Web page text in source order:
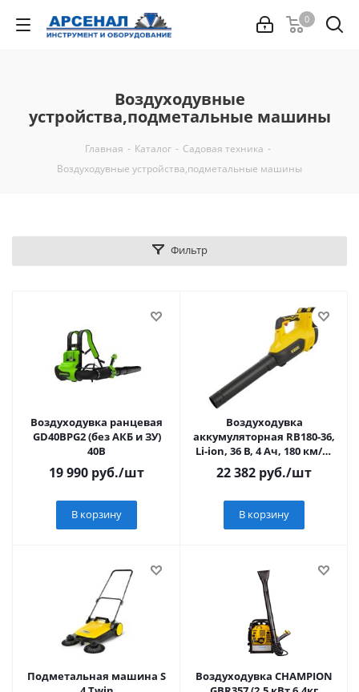
0
Воздуходувные
устройства,подметальные машины
Главная - Каталог - Садовая техника -
Воздуходувные устройства,подметальные машины
Фильтр
Воздуходувка ранцевая
GD40BPG2 (без АКБ и ЗУ)
40В
19 990 руб./шт
В корзину
Воздуходувка
аккумуляторная RB180-36,
Li-ion, 36 В, 4 Ач, 180 км/ч,
820 м3/ч// Denzel
22 382 руб./шт
В корзину
Подметальная машина S
Воздуходувка CHAMPION